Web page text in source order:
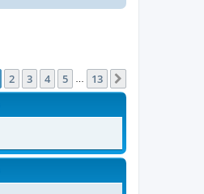
von13
2 3 4 5 13